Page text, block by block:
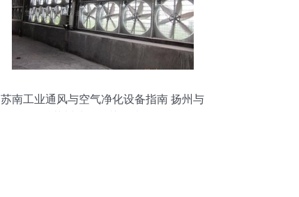
苏南工业通风与空气净化设备指南 扬州与